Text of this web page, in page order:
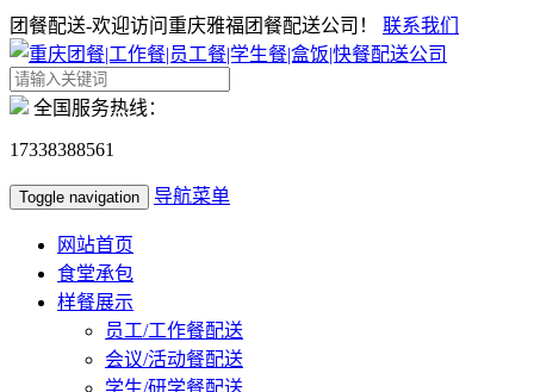
团餐配送-欢迎访问重庆雅福团餐配送公司！ 联系我们
全国服务热线：
17338388561
Toggle navigation 导航菜单
网站首页
食堂承包
样餐展示
员工/工作餐配送
会议/活动餐配送
学生/研学餐配送